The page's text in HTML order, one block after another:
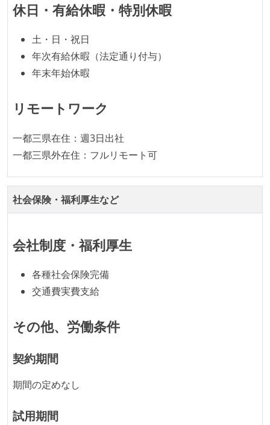
休日・有給休暇・特別休暇
土・日・祝日
年次有給休暇（法定通り付与）
年末年始休暇
リモートワーク
一都三県在住：週3日出社
一都三県外在住：フルリモート可
社会保険・福利厚生など
会社制度・福利厚生
各種社会保険完備
交通費実費支給
その他、労働条件
契約期間
期間の定めなし
試用期間